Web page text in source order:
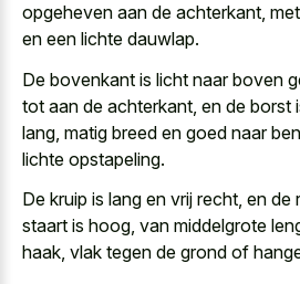
opgeheven aan de achterkant,
en een lichte dauwlap.
De bovenkant is licht naar boven
tot aan de achterkant, en de borst
lang, matig breed en goed naar
lichte opstapeling.
De kruip is lang en vrij recht, en de
staart is hoog, van middelgrote
haak, vlak tegen de grond of